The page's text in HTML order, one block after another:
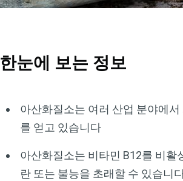
한눈에 보는 정보
아산화질소는 여러 산업 분야에
를 얻고 있습니다
아산화질소는 비타민 B12를 비활
란 또는 불능을 초래할 수 있습니